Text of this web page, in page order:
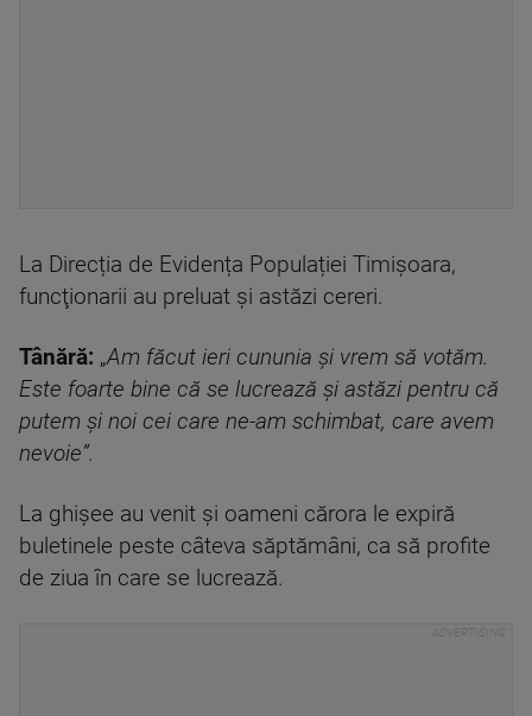
La Direcția de Evidența Populației Timișoara,
funcţionarii au preluat şi astăzi cereri.
Tânără: „Am făcut ieri cununia și vrem să votăm.
Este foarte bine că se lucrează și astăzi pentru că
putem și noi cei care ne-am schimbat, care avem
nevoie”.
La ghișee au venit și oameni cărora le expiră
buletinele peste câteva săptămâni, ca să profite
de ziua în care se lucrează.